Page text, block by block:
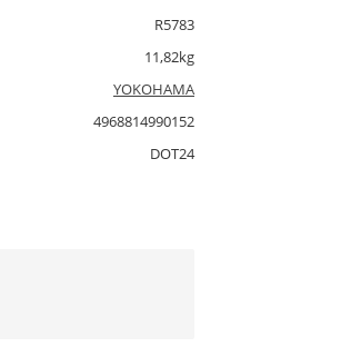
R5783
11,82kg
YOKOHAMA
4968814990152
DOT24